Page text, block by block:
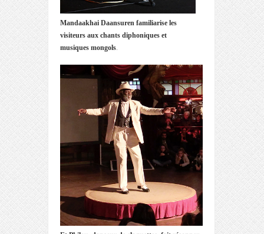
Mandaakhai Daansuren familiarise les
visiteurs aux chants diphoniques et
musiques mongols.